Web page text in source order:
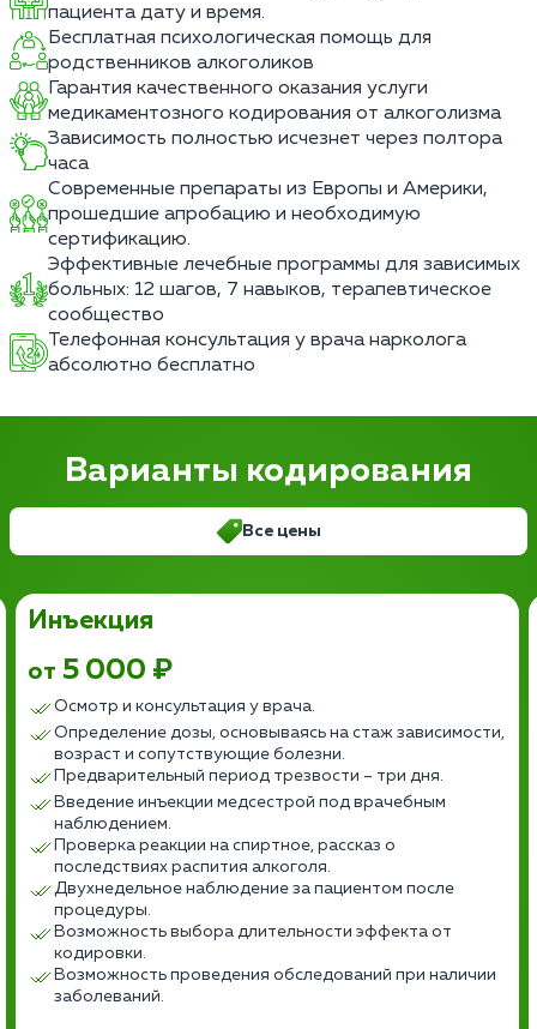
пациента дату и время.
Бесплатная психологическая помощь для
родственников алкоголиков
Гарантия качественного оказания услуги
медикаментозного кодирования от алкоголизма
Зависимость полностью исчезнет через полтора
часа
Современные препараты из Европы и Америки,
прошедшие апробацию и необходимую
сертификацию.
Эффективные лечебные программы для зависимых
больных: 12 шагов, 7 навыков, терапевтическое
сообщество
Телефонная консультация у врача нарколога
абсолютно бесплатно
Варианты кодирования
Все цены
Инъекция
от 5 000 ₽
Осмотр и консультация у врача.
Определение дозы, основываясь на стаж зависимости,
возраст и сопутствующие болезни.
Предварительный период трезвости – три дня.
Введение инъекции медсестрой под врачебным
наблюдением.
Проверка реакции на спиртное, рассказ о
последствиях распития алкоголя.
Двухнедельное наблюдение за пациентом после
процедуры.
Возможность выбора длительности эффекта от
кодировки.
Возможность проведения обследований при наличии
заболеваний.